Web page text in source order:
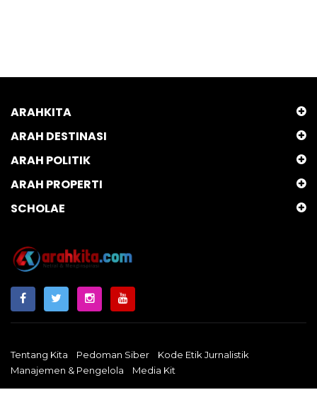
ARAHKITA
ARAH DESTINASI
ARAH POLITIK
ARAH PROPERTI
SCHOLAE
Tentang Kita Pedoman Siber
Kode Etik Jurnalistik
Manajemen & Pengelola
Media Kit